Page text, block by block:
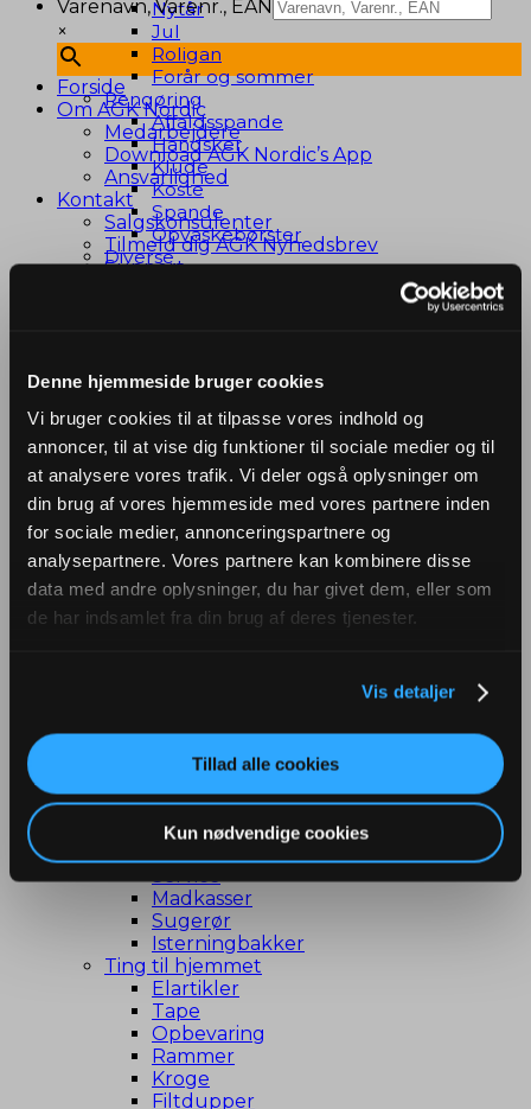
Denne hjemmeside bruger cookies
Vi bruger cookies til at tilpasse vores indhold og
annoncer, til at vise dig funktioner til sociale medier og til
at analysere vores trafik. Vi deler også oplysninger om
din brug af vores hjemmeside med vores partnere inden
for sociale medier, annonceringspartnere og
analysepartnere. Vores partnere kan kombinere disse
data med andre oplysninger, du har givet dem, eller som
de har indsamlet fra din brug af deres tjenester.
Vis detaljer
Tillad alle cookies
Kun nødvendige cookies
Nytår
Jul
Roligan
Forår og sommer
Rengøring
Affaldsspande
Handsker
Klude
Koste
Spande
Opvaskebørster
Diverse
JA-TAK tilbud
Varenavn, Varenr., EAN
×
Varenavn, Varenr., EAN
×
Varenavn, Varenr., EAN
×
Forside
Om AGK Nordic
Medarbejdere
Download AGK Nordic’s App
Ansvarlighed
Kontakt
Salgskonsulenter
Tilmeld dig AGK Nyhedsbrev
Support
Barudstyr
Elapparater
Grilltilbehør
Gryder
Knive
Madopbevaring
Køkkensmåting
Ost
Pander
Træredskaber
Viskestykker
Køkkenvægte
Springforme
Bordskånere
Drikkedunke
Madkasser
Sugerør
Isterningbakker
Ting til hjemmet
Elartikler
Tape
Opbevaring
Rammer
Kroge
Filtdupper